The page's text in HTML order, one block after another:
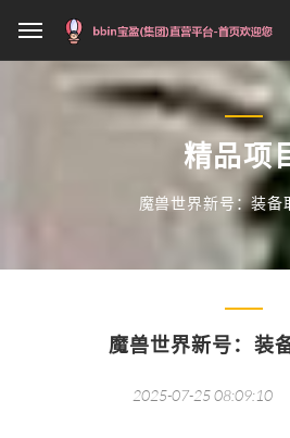
精品项
魔兽世界新号：装备
魔兽世界新号：装
2025-07-25 08:09:10